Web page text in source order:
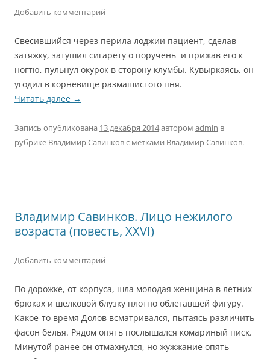
Добавить комментарий
Свесившийся через перила лоджии пациент, сделав
затяжку, затушил сигарету о поручень и прижав его к
ногтю, пульнул окурок в сторону клумбы. Кувыркаясь, он
угодил в корневище размашистого пня.
Читать далее →
Запись опубликована 13 декабря 2014автором admin в
рубрике Владимир Савинковс метками Владимир Савинков.
Владимир Савинков. Лицо нежилого
возраста (повесть, XXVI)
Добавить комментарий
По дорожке, от корпуса, шла молодая женщина в летних
брюках и шелковой блузку плотно облегавшей фигуру.
Какое-то время Долов всматривался, пытаясь различить
фасон белья. Рядом опять послышался комариный писк.
Минутой ранее он отмахнулся, но жужжание опять